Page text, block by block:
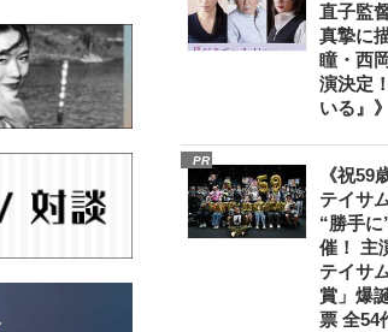
直子監
真摯に
瞳・西
演決定
いる』》
PR
《祝59
テイサ
“勝手に
催！ 主
テイサ
賞」爆
票 全54